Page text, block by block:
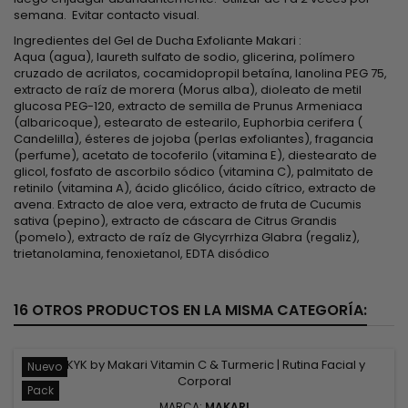
semana. Evitar contacto visual.
Ingredientes del Gel de Ducha Exfoliante Makari :
Aqua (agua), laureth sulfato de sodio, glicerina, polímero
cruzado de acrilatos, cocamidopropil betaína, lanolina PEG 75,
extracto de raíz de morera (Morus alba), dioleato de metil
glucosa PEG-120, extracto de semilla de Prunus Armeniaca
(albaricoque), estearato de estearilo, Euphorbia cerifera (
Candelilla), ésteres de jojoba (perlas exfoliantes), fragancia
(perfume), acetato de tocoferilo (vitamina E), diestearato de
glicol, fosfato de ascorbilo sódico (vitamina C), palmitato de
retinilo (vitamina A), ácido glicólico, ácido cítrico, extracto de
avena. Extracto de aloe vera, extracto de fruta de Cucumis
sativa (pepino), extracto de cáscara de Citrus Grandis
(pomelo), extracto de raíz de Glycyrrhiza Glabra (regaliz),
trietanolamina, fenoxietanol, EDTA disódico
16 OTROS PRODUCTOS EN LA MISMA CATEGORÍA:
Nuevo
Pack